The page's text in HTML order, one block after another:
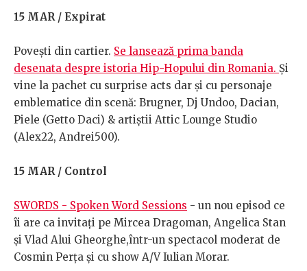
15 MAR / Expirat
Povești din cartier. Se lansează prima banda
desenata despre istoria Hip-Hopului din Romania. Și
vine la pachet cu surprise acts dar și cu personaje
emblematice din scenă: Brugner, Dj Undoo, Dacian,
Piele (Getto Daci) & artiștii Attic Lounge Studio
(Alex22, Andrei500).
15 MAR / Control
SWORDS - Spoken Word Sessions - un nou episod ce
îi are ca invitați pe Mircea Dragoman, Angelica Stan
și Vlad Alui Gheorghe,într-un spectacol moderat de
Cosmin Perța și cu show A/V Iulian Morar.